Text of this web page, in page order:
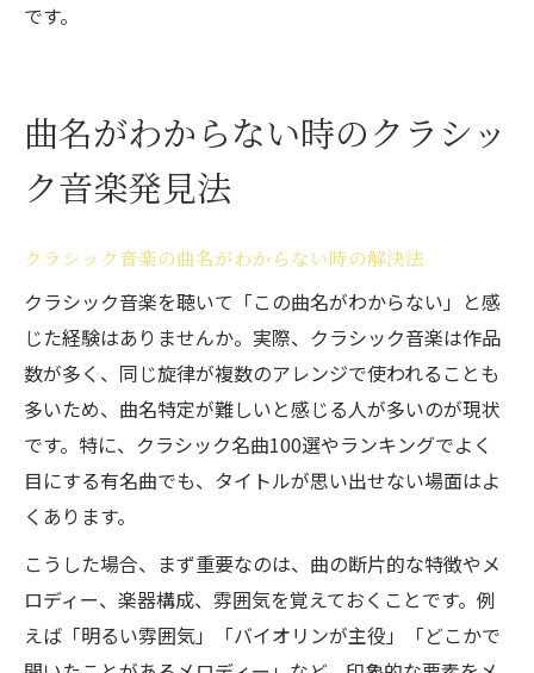
です。
曲名がわからない時のクラシッ
ク音楽発見法
クラシック音楽の曲名がわからない時の解決法
クラシック音楽を聴いて「この曲名がわからない」と感
じた経験はありませんか。実際、クラシック音楽は作品
数が多く、同じ旋律が複数のアレンジで使われることも
多いため、曲名特定が難しいと感じる人が多いのが現状
です。特に、クラシック名曲100選やランキングでよく
目にする有名曲でも、タイトルが思い出せない場面はよ
くあります。
こうした場合、まず重要なのは、曲の断片的な特徴やメ
ロディー、楽器構成、雰囲気を覚えておくことです。例
えば「明るい雰囲気」「バイオリンが主役」「どこかで